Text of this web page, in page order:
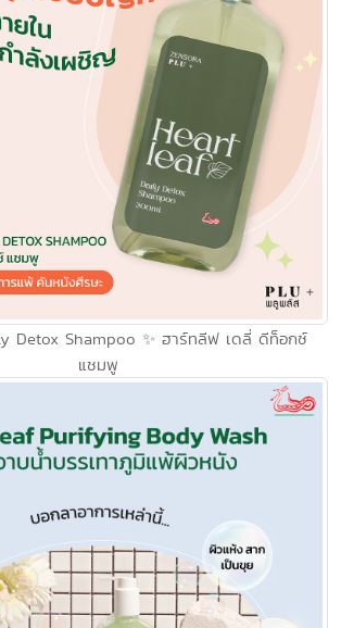
Detox Shampoo ✨ ฮาร์ทลีฟ เดลี่ ดีท็อกซ์
แชมพู